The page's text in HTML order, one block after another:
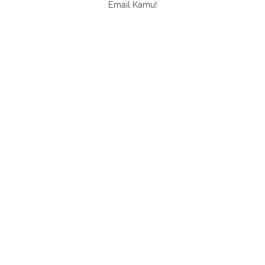
Email Kamu!